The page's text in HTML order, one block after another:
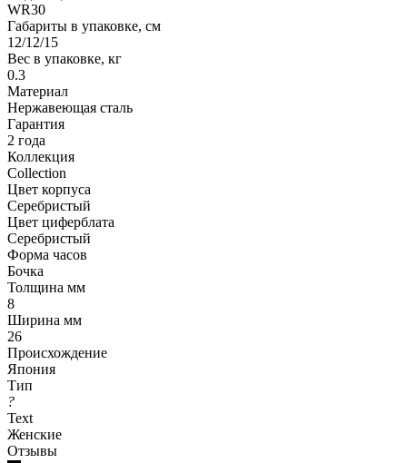
WR30
Габариты в упаковке, см
12/12/15
Вес в упаковке, кг
0.3
Материал
Нержавеющая сталь
Гарантия
2 года
Коллекция
Collection
Цвет корпуса
Серебристый
Цвет циферблата
Серебристый
Форма часов
Бочка
Толщина мм
8
Ширина мм
26
Происхождение
Япония
Тип
?
Text
Женские
Отзывы